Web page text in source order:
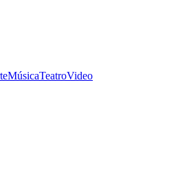
MúsicaTeatroVideo